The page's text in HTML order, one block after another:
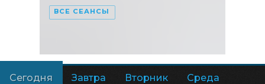
ВСЕ СЕАНСЫ
Сегодня Завтра Вторник Среда